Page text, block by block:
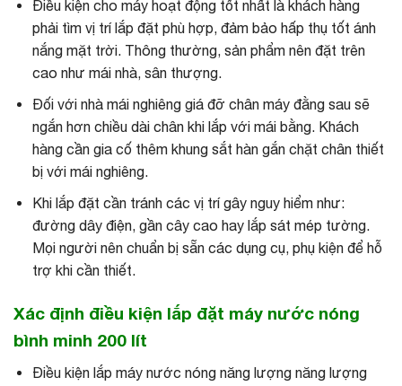
Điều kiện cho máy hoạt động tốt nhất là khách hàng
phải tìm vị trí lắp đặt phù hợp, đảm bảo hấp thụ tốt ánh
nắng mặt trời. Thông thường, sản phẩm nên đặt trên
cao như mái nhà, sân thượng.
Đối với nhà mái nghiêng giá đỡ chân máy đằng sau sẽ
ngắn hơn chiều dài chân khi lắp với mái bằng. Khách
hàng cần gia cố thêm khung sắt hàn gắn chặt chân thiết
bị với mái nghiêng.
Khi lắp đặt cần tránh các vị trí gây nguy hiểm như:
đường dây điện, gần cây cao hay lắp sát mép tường.
Mọi người nên chuẩn bị sẵn các dụng cụ, phụ kiện để hỗ
trợ khi cần thiết.
Xác định điều kiện lắp đặt máy nước nóng
bình minh 200 lít
Điều kiện lắp máy nước nóng năng lượng năng lượng